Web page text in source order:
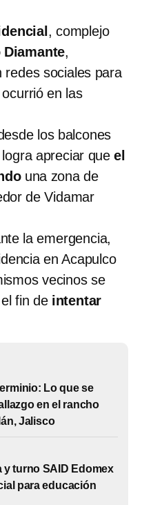
, complejo
,
redes sociales para
en las
los balcones
apreciar queel
una zona de
de Vidamar
la emergencia,
en Acapulco
vecinos se
fin de intentar
Lo que se
en el rancho
Jalisco
y turno SAID Edomex
para educación